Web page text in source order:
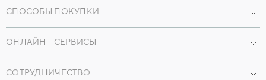
По преимуществам
Машиноместа
Коммерция
СПОСОБЫ ПОКУПКИ
Ипотека
Рассрочка
ОНЛАЙН - СЕРВИСЫ
СОТРУДНИЧЕСТВО